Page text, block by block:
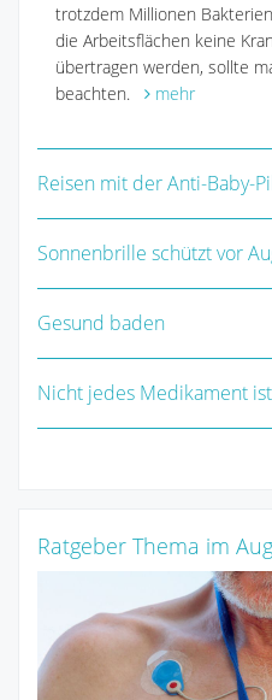
trotzdem Millionen
die Arbeitsflächen keine
übertragen werden, sollte
beachten.
mehr
Reisen mit der Anti-Baby-
Sonnenbrille schützt vor
Gesund baden
Nicht jedes Medikament
Ratgeber Thema im